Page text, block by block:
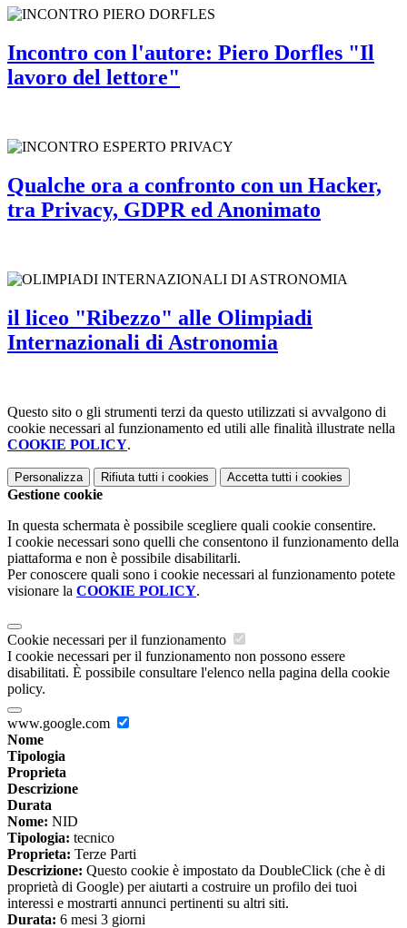
Incontro con l'autore: Piero Dorfles "Il
lavoro del lettore"
Qualche ora a confronto con un Hacker,
tra Privacy, GDPR ed Anonimato
il liceo "Ribezzo" alle Olimpiadi
Internazionali di Astronomia
Questo sito o gli strumenti terzi da questo utilizzati si avvalgono di
cookie necessari al funzionamento ed utili alle finalità illustrate nella
COOKIE POLICY.
Personalizza Rifiuta tutti i cookies Accetta tutti i cookies
Gestione cookie
In questa schermata è possibile scegliere quali cookie consentire.
I cookie necessari sono quelli che consentono il funzionamento della
piattaforma e non è possibile disabilitarli.
Per conoscere quali sono i cookie necessari al funzionamento potete
visionare la COOKIE POLICY.
Cookie necessari per il funzionamento
I cookie necessari per il funzionamento non possono essere
disabilitati. È possibile consultare l'elenco nella pagina della cookie
policy.
www.google.com
Nome
Tipologia
Proprieta
Descrizione
Durata
Nome: NID
Tipologia: tecnico
Proprieta: Terze Parti
Descrizione: Questo cookie è impostato da DoubleClick (che è di
proprietà di Google) per aiutarti a costruire un profilo dei tuoi
interessi e mostrarti annunci pertinenti su altri siti.
Durata: 6 mesi 3 giorni